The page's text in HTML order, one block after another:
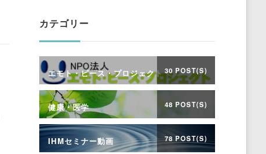
カテゴリー
エモト・ピース・プロジェクト30 POST(S)
健康・医学 48 POST(S)
IHMセミナー動画 78 POST(S)